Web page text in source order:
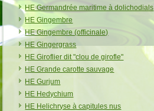
HE Germandrée maritime à dolichodials
HE Gingembre
HE Gingembre (officinale)
HE Gingergrass
HE Giroflier dit "clou de girofle"
HE Grande carotte sauvage
HE Gurjum
HE Hedychium
HE Helichryse à capitules nus